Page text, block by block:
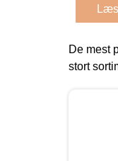
De mest
stort